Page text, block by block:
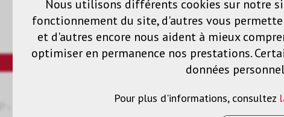
Produits
04 ANS COVERPLUS SUR SITE POUR EB-X49
Nous utilisons différents cookies sur notre
fonctionnement du site, d'autres vous
et d'autres encore nous aident à mieux
optimiser en permanence nos prestations.
données
Pour plus d'informations, consultez